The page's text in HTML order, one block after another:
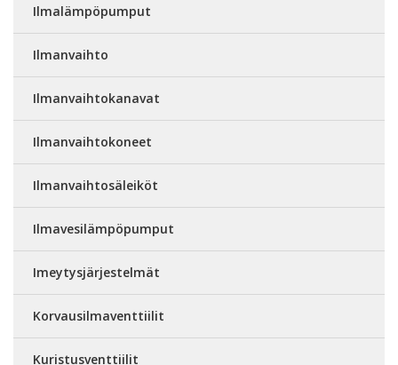
Ilmalämpöpumput
Ilmanvaihto
Ilmanvaihtokanavat
Ilmanvaihtokoneet
Ilmanvaihtosäleiköt
Ilmavesilämpöpumput
Imeytysjärjestelmät
Korvausilmaventtiilit
Kuristusventtiilit